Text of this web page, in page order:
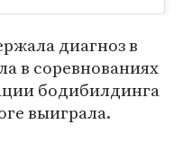
диагноз в
в соревнованиях
бодибилдинга
выиграла.